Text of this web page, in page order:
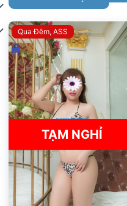
Qua Đêm ASS
Đ
ã
k
h
ó
a
TẠM NGHỈ